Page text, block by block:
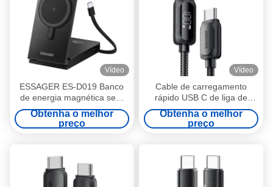
Vídeo
ESSAGER ES-D019 Banco
de energia magnética sem
fios 10000mah Banco de
bateria
Obtenha o melhor
preço
Vídeo
Cable de carregamento
rápido USB C de liga de
zinco 60W 100W ESSAGER
série ES-X57
Obtenha o melhor
preço